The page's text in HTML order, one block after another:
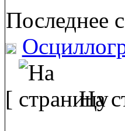
Последнее
[ На